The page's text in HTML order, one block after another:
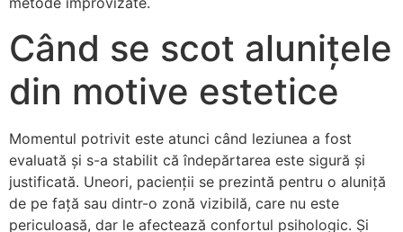
Când se scot alunițele
din motive estetice
Momentul potrivit este atunci când leziunea a fost
evaluată și s-a stabilit că îndepărtarea este sigură și
justificată. Uneori, pacienții se prezintă pentru o aluniță
de pe față sau dintr-o zonă vizibilă, care nu este
periculoasă, dar le afectează confortul psihologic. Și